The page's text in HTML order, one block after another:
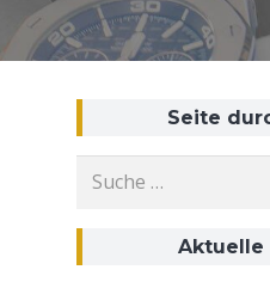
Seite
Suche
nach:
Aktuelle